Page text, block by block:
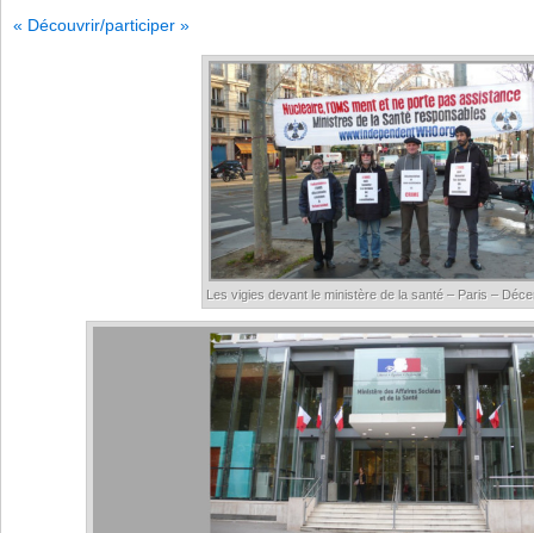
« Découvrir/participer »
Les vigies devant le ministère de la santé – Paris –